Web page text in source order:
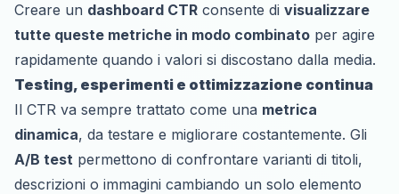
Creare un dashboard CTR consente di visualizzare
tutte queste metriche in modo combinato per agire
rapidamente quando i valori si discostano dalla media.
Testing, esperimenti e ottimizzazione continua
Il CTR va sempre trattato come una metrica
dinamica, da testare e migliorare costantemente. Gli
A/B test permettono di confrontare varianti di titoli,
descrizioni o immagini cambiando un solo elemento